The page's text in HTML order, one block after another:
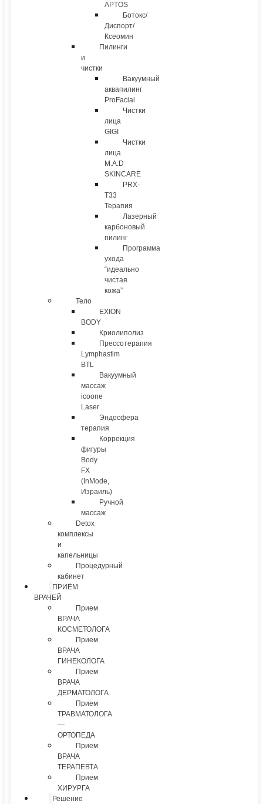
APTOS
Ботокс/
Диспорт/
Ксеомин
Пилинги
и
чистки
Вакуумный
аквапилинг
ProFacial
Чистки
лица
GIGI
Чистки
лица
M.A.D
SKINCARE
PRX-
T33
Терапия
Лазерный
карбоновый
пилинг
Программа
ухода
“идеально
чистая
кожа”
Тело
EXION
BODY
Криолиполиз
Прессотерапия
Lymphastim
BTL
Вакуумный
массаж
icoone
Laser
Эндосфера
терапия
Коррекция
фигуры
Body
FX
(InMode,
Израиль)
Ручной
массаж
Detox
комплексы
и
капельницы
Процедурный
кабинет
ПРИЁМ
ВРАЧЕЙ
Прием
ВРАЧА
КОСМЕТОЛОГА
Прием
ВРАЧА
ГИНЕКОЛОГА
Прием
ВРАЧА
ДЕРМАТОЛОГА
Прием
ТРАВМАТОЛОГА
—
ОРТОПЕДА
Прием
ВРАЧА
ТЕРАПЕВТА
Прием
ХИРУРГА
Решение